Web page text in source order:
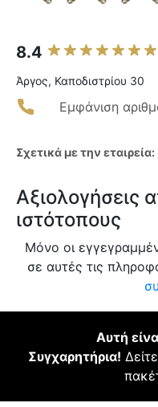
8.4
Άργος, Καποδιστρίου 30
Εμφάνιση
Σχετικά με την εταιρεία:
Αξιολογήσεις
ιστότοπους
Μόνο οι
σε αυτές τις
Αυτή
Συγχαρητήρια!